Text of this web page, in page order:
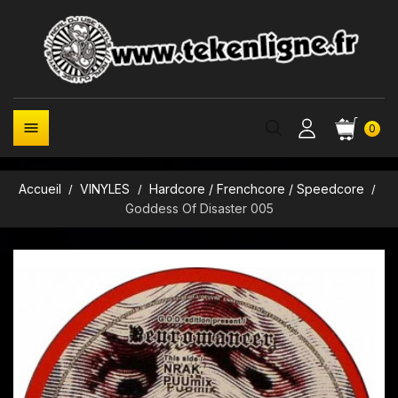
0

Accueil VINYLES
Hardcore / Frenchcore / Speedcore
Goddess Of Disaster 005